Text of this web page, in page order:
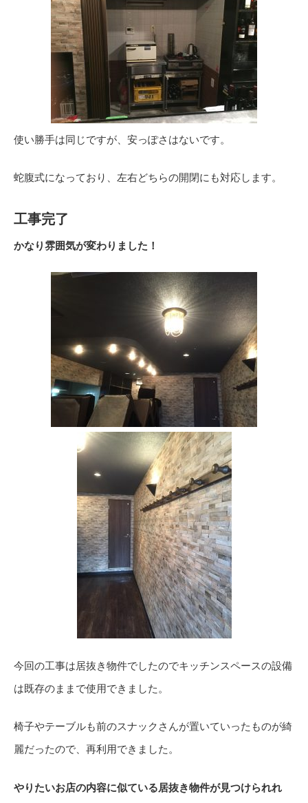
使い勝手は同じですが、安っぽさはないです。
蛇腹式になっており、左右どちらの開閉にも対応します。
工事完了
かなり雰囲気が変わりました！
今回の工事は居抜き物件でしたのでキッチンスペースの設備
は既存のままで使用できました。
椅子やテーブルも前のスナックさんが置いていったものが綺
麗だったので、再利用できました。
やりたいお店の内容に似ている居抜き物件が見つけられれ